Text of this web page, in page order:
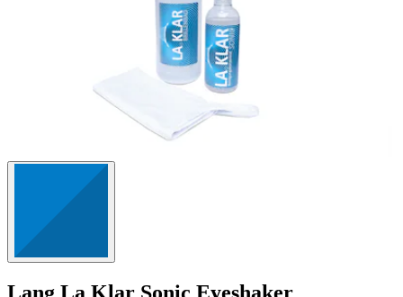
Lang La Klar Sonic Eyeshaker